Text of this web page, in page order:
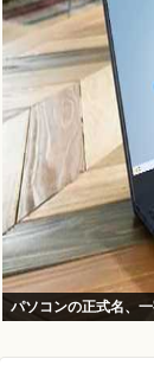
パソコンの正式名、